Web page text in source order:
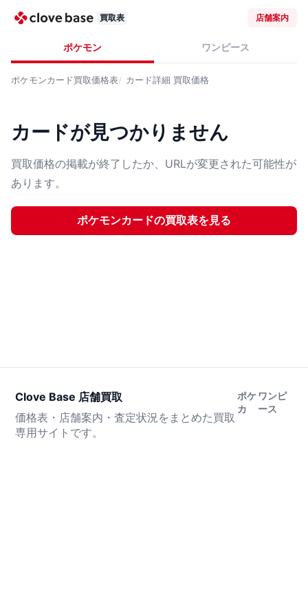
買取表 店舗案内
ポケモン ワンピース
ポケモンカード買取価格表 カード詳細 買取価格
カードが見つかりません
買取価格の掲載が終了したか、URLが変更された可能性が
あります。
ポケモンカードの買取表を見る
Clove Base 店舗買取
価格表・店舗案内・査定状況をまとめた買取
専用サイトです。
ポケ
カ
ワンピ
ース